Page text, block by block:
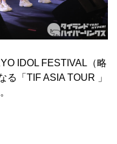
IDOL FESTIVAL（略
「TIF ASIA TOUR 」